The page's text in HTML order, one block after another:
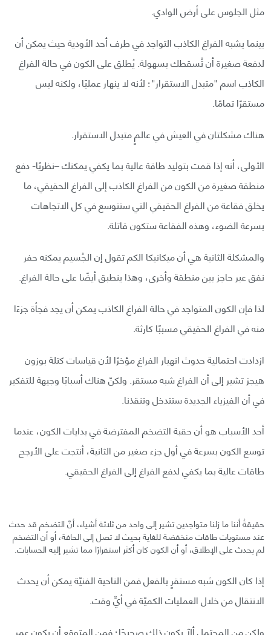
مثل الجلوس على أرض الوادي.
بينما يشبه الفراغ الكاذب التواجد في طرف أحد الأودية حيث يمكن أن
لدفعة صغيرة أن تُسقطك بسهولة. يُطلق على الكون في حالة الفراغ
الكاذب اسم "متبدل الاستقرار"؛ لأنه لا ينهار عمليًا، ولكنه ليس
مستقرًا تمامًا.
هناك مشكلتان في العيش في عالمٍ متبدل الاستقرار.
الأولى، أنه إذا قمت بتوليد طاقة عالية بما يكفي يمكنك –نظريًا- دفع
منطقة صغيرة من الكون من الفراغ الكاذب إلى الفراغ الحقيقي، ما
يخلق فقاعة من الفراغ الحقيقي التي ستتوسع في كل الاتجاهات
بسرعة الضوء، وهذه الفقاعة ستكون قاتلة.
والمشكلة الثانية هي أن ميكانيكا الكم تقول إن الجُسيم يمكنه حفر
نفق عبر حاجز بين منطقة وأخرى، وهذا ينطبق أيضًا على حالة الفراغ.
لذا فإن الكون المتواجد في حالة الفراغ الكاذب يمكن أن يجد فجأة جزءًا
منه في الفراغ الحقيقي مسببًا كارثة.
ازدادت احتمالية حدوث انهيار الفراغ مؤخرًا لأن قياسات كتلة بوزون
هيجز تشير إلى أن الفراغ شبه مستقر. ولكنّ هناك أسبابًا وجيهة للتفكير
في أن الفيزياء الجديدة ستتدخل وتنقذنا.
أحد الأسباب هو أن حقبة التضخم المفترضة في بدايات الكون، عندما
توسع الكون بسرعة في أول جزء صغير من الثانية، أنتجت على الأرجح
طاقات عالية بما يكفي لدفع الفراغ إلى الفراغ الحقيقي.
حقيقةُ أننا ما زلنا متواجدين تشير إلى واحد من ثلاثة أشياء، أنَّ التضخم قد حدث
عند مستويات طاقات منخفضة للغاية بحيث لا تصل إلى الحافة، أو أن التضخم
لم يحدث على الإطلاق، أو أن الكون كان أكثر استقرارًا مما تشير إليه الحسابات.
إذا كان الكون شبه مستقرٍ بالفعل فمن الناحية الفنيّة يمكن أن يحدث
الانتقال من خلال العمليات الكميّة في أيِّ وقت.
ولكن من المحتمل ألّا يكون ذلك صحيحًا؛ فمن المتوقع أن يكون عمر